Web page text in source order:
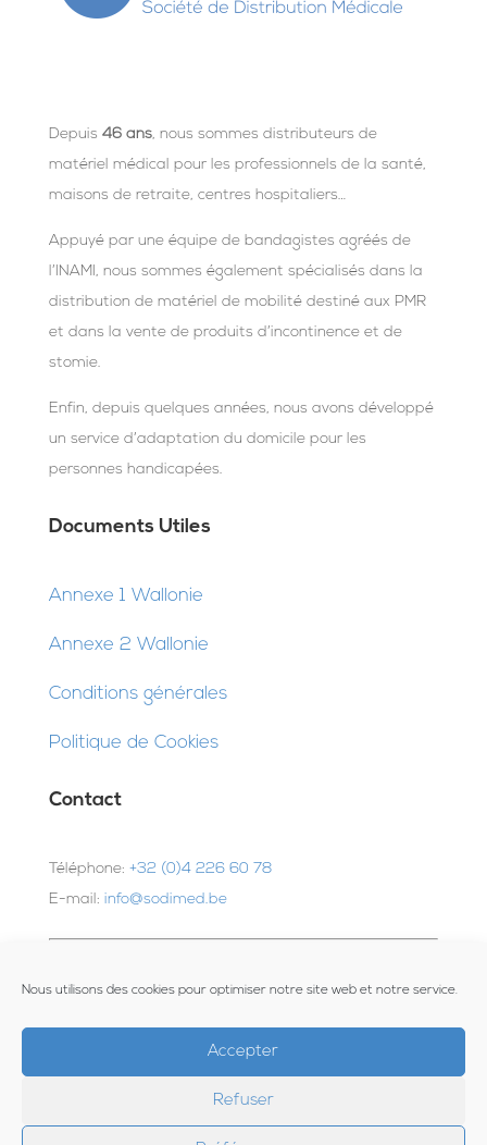
Nous utilisons des cookies pour optimiser notre site web et notre service.
Accepter
Refuser
Depuis 46 ans, nous sommes distributeurs de
matériel médical pour les professionnels de la santé,
maisons de retraite, centres hospitaliers…
Appuyé par une équipe de bandagistes agréés de
l’INAMI, nous sommes également spécialisés dans la
distribution de matériel de mobilité destiné aux PMR
et dans la vente de produits d’incontinence et de
stomie.
Enfin, depuis quelques années, nous avons développé
un service d’adaptation du domicile pour les
personnes handicapées.
Documents Utiles
Annexe 1 Wallonie
Annexe 2 Wallonie
Conditions générales
Politique de Cookies
Contact
Téléphone: +32 (0)4 226 60 78
E-mail: info@sodimed.be
Z.I. Hauts-Sarts
Quatrième Avenue 166